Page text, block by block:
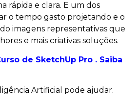
rápida e clara. E um dos
o tempo gasto projetando e o
imagens representativas que
e mais criativas soluções.
de SketchUp Pro . Saiba
Artificial pode ajudar.